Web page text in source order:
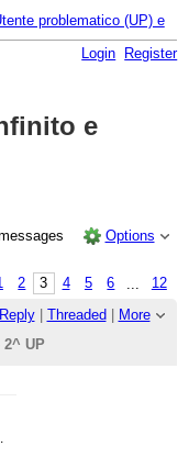
problematico (UP) e
Login
Register
e
Options
2 3 4 5 6
12
Reply| Threaded
More
2^ UP